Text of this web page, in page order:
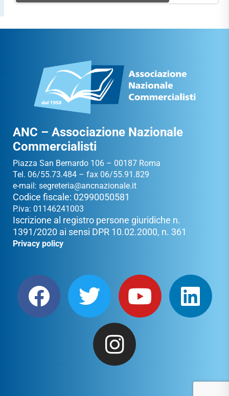
ANC – Associazione Nazionale
Commercialisti
Piazza San Bernardo 106 – 00187 Roma
Tel. 06/55.73.484 – fax 06/55.91.829
e-mail: segreteria@ancnazionale.it
Codice fiscale: 02990050581
P.iva: 01146241003
Iscrizione al registro persone giuridiche n.
1391/2020 ai sensi DPR 10.02.2000, n. 361
Privacy policy